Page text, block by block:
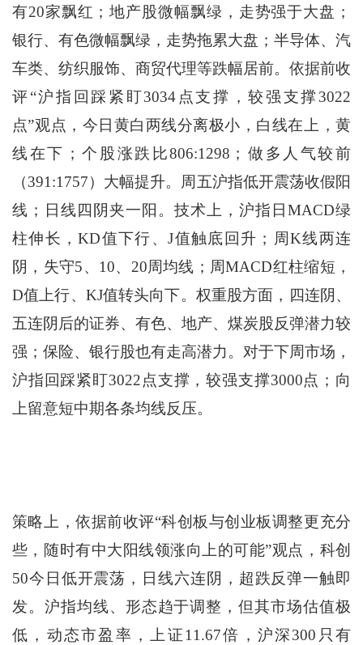
有20家飘红；地产股微幅飘绿，走势强于大盘；
银行、有色微幅飘绿，走势拖累大盘；半导体、汽
车类、纺织服饰、商贸代理等跌幅居前。依据前收
评“沪指回踩紧盯3034点支撑，较强支撑3022
点”观点，今日黄白两线分离极小，白线在上，黄
线在下；个股涨跌比806:1298；做多人气较前
（391:1757）大幅提升。周五沪指低开震荡收假阳
线；日线四阴夹一阳。技术上，沪指日MACD绿
柱伸长，KD值下行、J值触底回升；周K线两连
阴，失守5、10、20周均线；周MACD红柱缩短，
D值上行、KJ值转头向下。权重股方面，四连阴、
五连阴后的证券、有色、地产、煤炭股反弹潜力较
强；保险、银行股也有走高潜力。对于下周市场，
沪指回踩紧盯3022点支撑，较强支撑3000点；向
上留意短中期各条均线反压。
策略上，依据前收评“科创板与创业板调整更充分
些，随时有中大阳线领涨向上的可能”观点，科创
50今日低开震荡，日线六连阴，超跌反弹一触即
发。沪指均线、形态趋于调整，但其市场估值极
低，动态市盈率，上证11.67倍，沪深300只有